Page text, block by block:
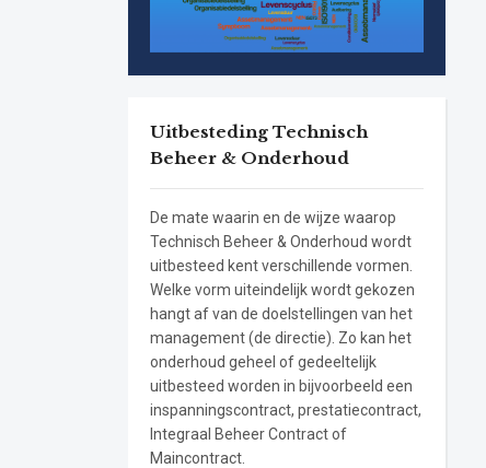
Uitbesteding Technisch
Beheer & Onderhoud
De mate waarin en de wijze waarop
Technisch Beheer & Onderhoud wordt
uitbesteed kent verschillende vormen.
Welke vorm uiteindelijk wordt gekozen
hangt af van de doelstellingen van het
management (de directie). Zo kan het
onderhoud geheel of gedeeltelijk
uitbesteed worden in bijvoorbeeld een
inspanningscontract, prestatiecontract,
Integraal Beheer Contract of
Maincontract.